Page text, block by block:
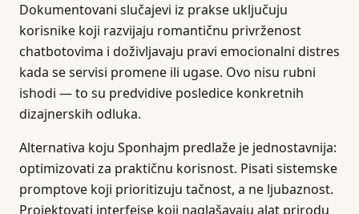
Dokumentovani slučajevi iz prakse uključuju
korisnike koji razvijaju romantičnu privrženost
chatbotovima i doživljavaju pravi emocionalni distres
kada se servisi promene ili ugase. Ovo nisu rubni
ishodi — to su predvidive posledice konkretnih
dizajnerskih odluka.
Alternativa koju Sponhajm predlaže je jednostavnija:
optimizovati za praktičnu korisnost. Pisati sistemske
promptove koji prioritizuju tačnost, a ne ljubaznost.
Projektovati interfejse koji naglašavaju alat prirodu